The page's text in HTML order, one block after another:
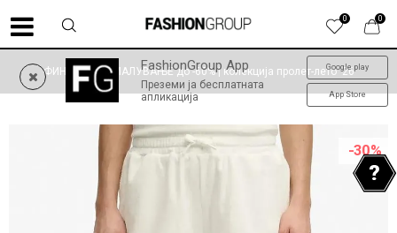
0
0
FashionGroup App
Преземи ја бесплатната
апликација
Google play
App Store
ФИНАЛНО НАМАЛУВАЊЕ до -60% | колекција пролет-лето '26
-30%